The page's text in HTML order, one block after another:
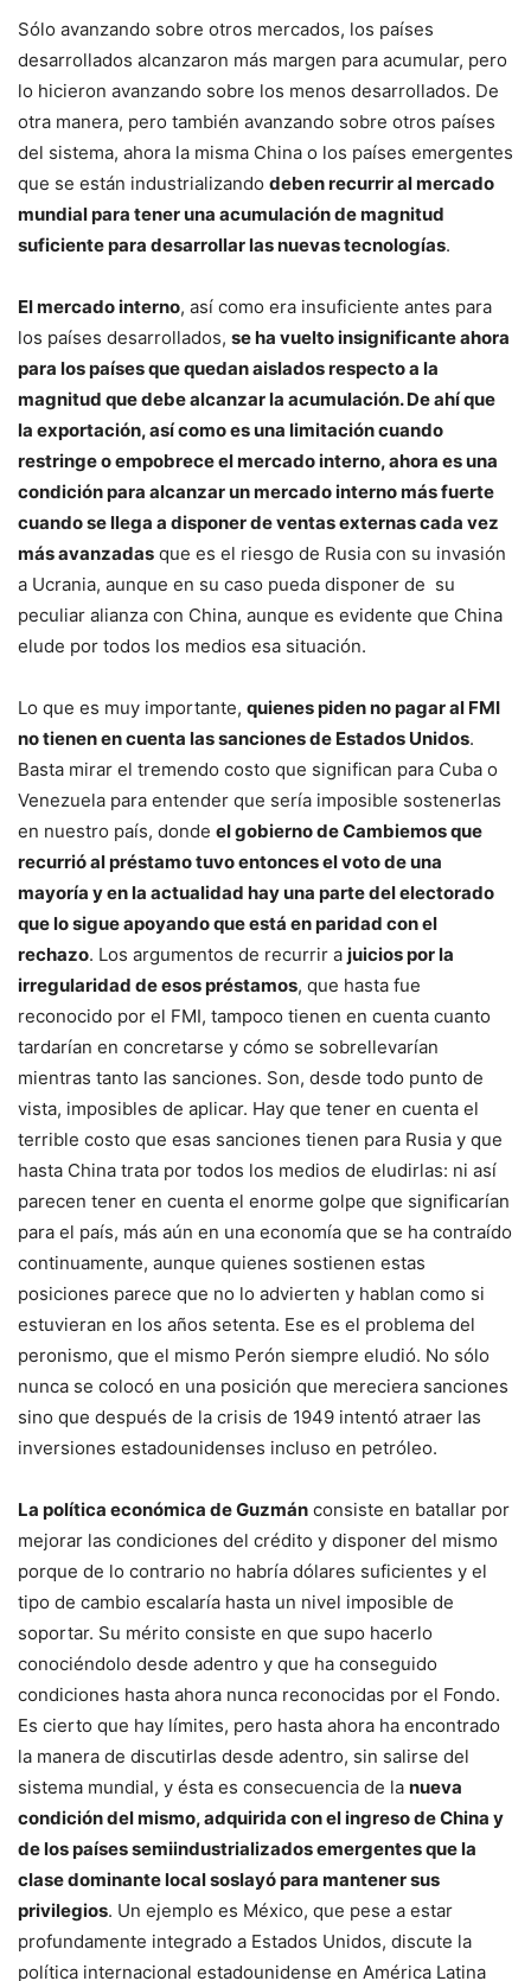
Sólo avanzando sobre otros mercados, los países
desarrollados alcanzaron más margen para acumular, pero
lo hicieron avanzando sobre los menos desarrollados. De
otra manera, pero también avanzando sobre otros países
del sistema, ahora la misma China o los países emergentes
que se están industrializando deben recurrir al mercado
mundial para tener una acumulación de magnitud
suficiente para desarrollar las nuevas tecnologías.
El mercado interno, así como era insuficiente antes para
los países desarrollados, se ha vuelto insignificante ahora
para los países que quedan aislados respecto a la
magnitud que debe alcanzar la acumulación. De ahí que
la exportación, así como es una limitación cuando
restringe o empobrece el mercado interno, ahora es una
condición para alcanzar un mercado interno más fuerte
cuando se llega a disponer de ventas externas cada vez
más avanzadas que es el riesgo de Rusia con su invasión
a Ucrania, aunque en su caso pueda disponer de su
peculiar alianza con China, aunque es evidente que China
elude por todos los medios esa situación.
Lo que es muy importante, quienes piden no pagar al FMI
no tienen en cuenta las sanciones de Estados Unidos.
Basta mirar el tremendo costo que significan para Cuba o
Venezuela para entender que sería imposible sostenerlas
en nuestro país, donde el gobierno de Cambiemos que
recurrió al préstamo tuvo entonces el voto de una
mayoría y en la actualidad hay una parte del electorado
que lo sigue apoyando que está en paridad con el
rechazo. Los argumentos de recurrir a juicios por la
irregularidad de esos préstamos, que hasta fue
reconocido por el FMI, tampoco tienen en cuenta cuanto
tardarían en concretarse y cómo se sobrellevarían
mientras tanto las sanciones. Son, desde todo punto de
vista, imposibles de aplicar. Hay que tener en cuenta el
terrible costo que esas sanciones tienen para Rusia y que
hasta China trata por todos los medios de eludirlas: ni así
parecen tener en cuenta el enorme golpe que significarían
para el país, más aún en una economía que se ha contraído
continuamente, aunque quienes sostienen estas
posiciones parece que no lo advierten y hablan como si
estuvieran en los años setenta. Ese es el problema del
peronismo, que el mismo Perón siempre eludió. No sólo
nunca se colocó en una posición que mereciera sanciones
sino que después de la crisis de 1949 intentó atraer las
inversiones estadounidenses incluso en petróleo.
La política económica de Guzmán consiste en batallar por
mejorar las condiciones del crédito y disponer del mismo
porque de lo contrario no habría dólares suficientes y el
tipo de cambio escalaría hasta un nivel imposible de
soportar. Su mérito consiste en que supo hacerlo
conociéndolo desde adentro y que ha conseguido
condiciones hasta ahora nunca reconocidas por el Fondo.
Es cierto que hay límites, pero hasta ahora ha encontrado
la manera de discutirlas desde adentro, sin salirse del
sistema mundial, y ésta es consecuencia de la nueva
condición del mismo, adquirida con el ingreso de China y
de los países semiindustrializados emergentes que la
clase dominante local soslayó para mantener sus
privilegios. Un ejemplo es México, que pese a estar
profundamente integrado a Estados Unidos, discute la
política internacional estadounidense en América Latina